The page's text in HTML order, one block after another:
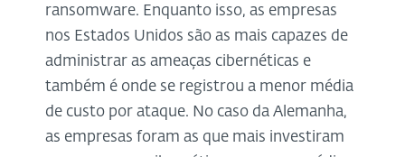
ransomware. Enquanto isso, as empresas
nos Estados Unidos são as mais capazes de
administrar as ameaças cibernéticas e
também é onde se registrou a menor média
de custo por ataque. No caso da Alemanha,
as empresas foram as que mais investiram